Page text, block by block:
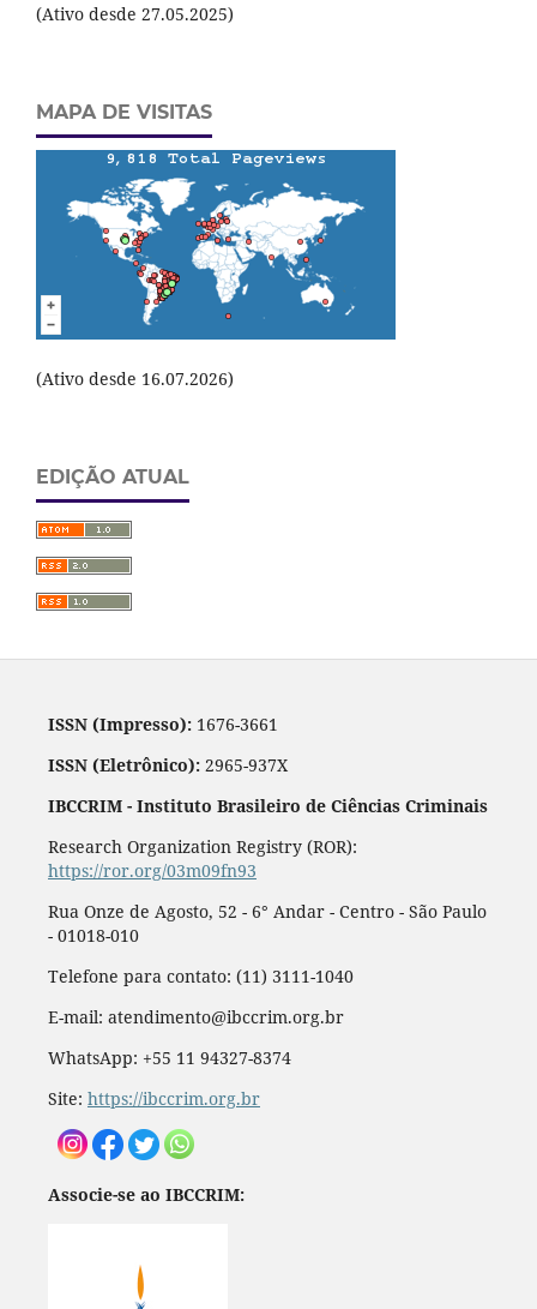
(Ativo desde 27.05.2025)
MAPA DE VISITAS
(Ativo desde 16.07.2026)
EDIÇÃO ATUAL
ISSN (Impresso):1676-3661
ISSN (Eletrônico):2965-937X
IBCCRIM - Instituto Brasileiro de Ciências Criminais
Research Organization Registry (ROR):
https://ror.org/03m09fn93
Rua Onze de Agosto, 52 - 6° Andar - Centro - São Paulo
- 01018-010
Telefone para contato: (11) 3111-1040
E-mail: atendimento@ibccrim.org.br
WhatsApp: +55 11 94327-8374
Site: https://ibccrim.org.br
Associe-se ao IBCCRIM: